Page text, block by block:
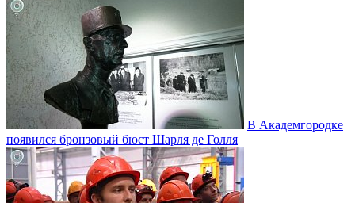
В Академгородке
появился бронзовый бюст Шарля де Голля